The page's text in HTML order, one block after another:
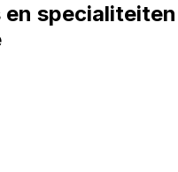
specialiteiten